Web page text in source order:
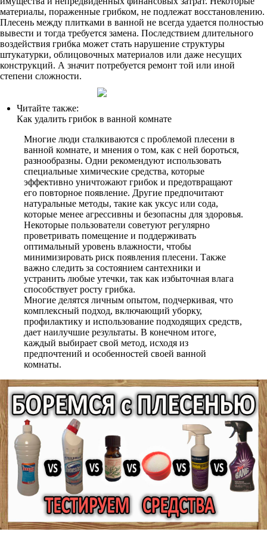
материалы, пораженные грибком, не подлежат восстановлению.
Плесень между плитками в ванной не всегда удается полностью
вывести и тогда требуется замена. Последствием длительного
воздействия грибка может стать нарушение структуры
штукатурки, облицовочных материалов или даже несущих
конструкций. А значит потребуется ремонт той или иной
степени сложности.
Читайте также:
Как удалить грибок в ванной комнате
Многие люди сталкиваются с проблемой плесени в
ванной комнате, и мнения о том, как с ней бороться,
разнообразны. Одни рекомендуют использовать
специальные химические средства, которые
эффективно уничтожают грибок и предотвращают
его повторное появление. Другие предпочитают
натуральные методы, такие как уксус или сода,
которые менее агрессивны и безопасны для здоровья.
Некоторые пользователи советуют регулярно
проветривать помещение и поддерживать
оптимальный уровень влажности, чтобы
минимизировать риск появления плесени. Также
важно следить за состоянием сантехники и
устранить любые утечки, так как избыточная влага
способствует росту грибка.
Многие делятся личным опытом, подчеркивая, что
комплексный подход, включающий уборку,
профилактику и использование подходящих средств,
дает наилучшие результаты. В конечном итоге,
каждый выбирает свой метод, исходя из
предпочтений и особенностей своей ванной
комнаты.